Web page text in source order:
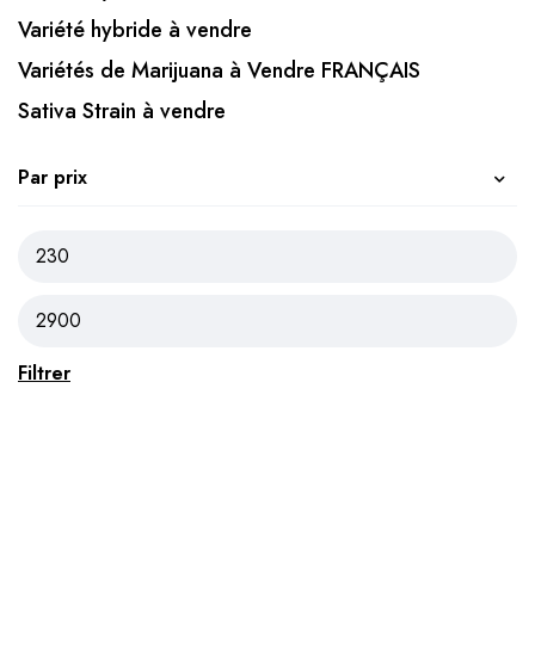
Variété hybride à vendre
Variétés de Marijuana à Vendre FRANÇAIS
Sativa Strain à vendre
Par prix
Filtrer